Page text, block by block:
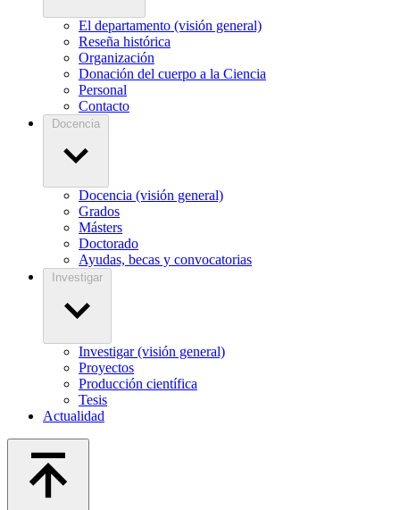
El departamento (visión general)
Reseña histórica
Organización
Donación del cuerpo a la Ciencia
Personal
Contacto
Docencia
Docencia (visión general)
Grados
Másters
Doctorado
Ayudas, becas y convocatorias
Investigar
Investigar (visión general)
Proyectos
Producción científica
Tesis
Actualidad